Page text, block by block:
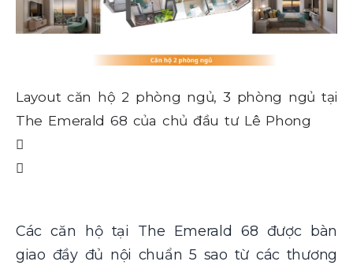
Layout căn hộ 2 phòng ngủ, 3 phòng ngủ tại
The Emerald 68 của chủ đầu tư Lê Phong
Các căn hộ tại The Emerald 68 được bàn
giao đầy đủ nội chuẩn 5 sao từ các thương